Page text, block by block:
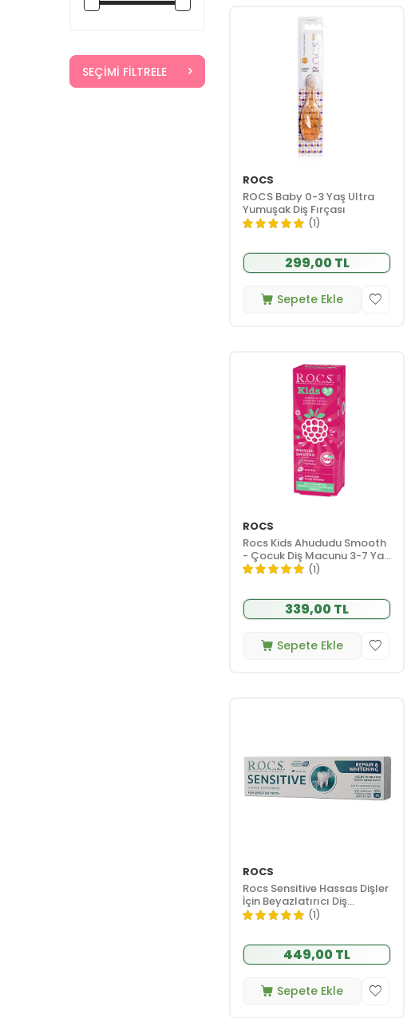
SEÇIMI FILTRELE
ROCS
ROCS Baby 0-3 Yaş Ultra
Yumuşak Diş Fırçası
(1)
299,00 TL
Sepete Ekle
ROCS
Rocs Kids Ahududu Smooth
- Çocuk Diş Macunu 3-7 Yaş
35 ml
(1)
339,00 TL
Sepete Ekle
ROCS
Rocs Sensitive Hassas Dişler
İçin Beyazlatırıcı Diş
Macunu 75 ml(1)
449,00 TL
Sepete Ekle